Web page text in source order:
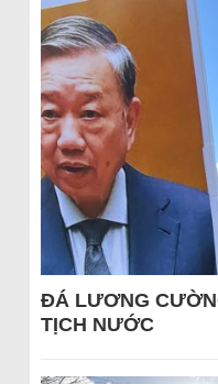
ĐÁ LƯƠNG
TỊCH NƯỚC